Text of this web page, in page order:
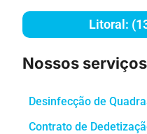
Litoral:
Nossos serviços
Desinfecção de
Contrato de